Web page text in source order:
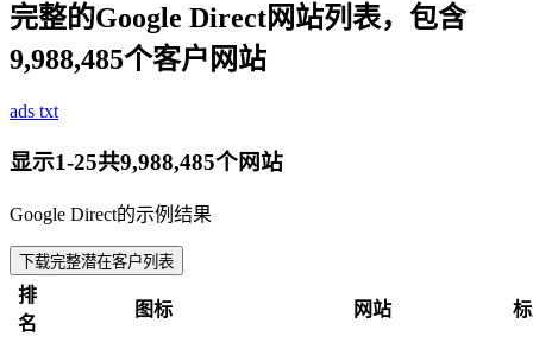
完整的Google Direct网站列表，包含
9,988,485个客户网站
ads txt
显示1-25共9,988,485个网站
Google Direct的示例结果
下载完整潜在客户列表
排
名
图标 网站